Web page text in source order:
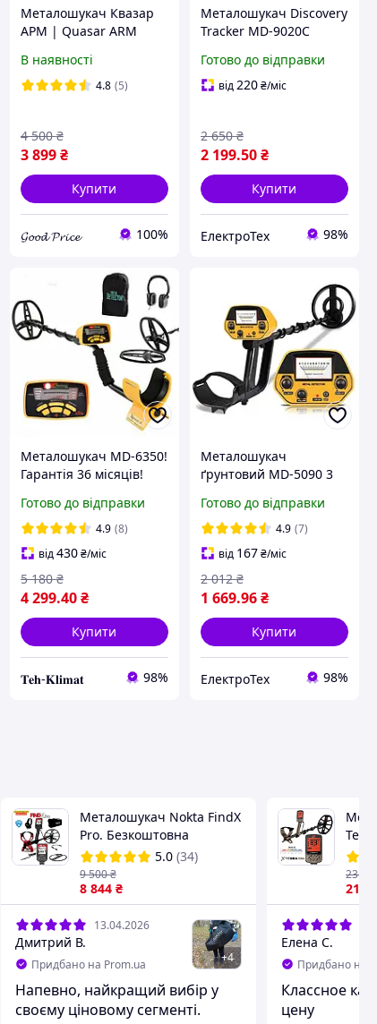
Металошукач Квазар
АРМ | Quasar ARM
дискримінацією
глибина 2м
В наявності
4.8 (5)
3 899 ₴
4 500 ₴
Купити
𝓖𝓸𝓸𝓭 𝓟𝓻𝓲𝓬𝓮 100%
Металошукач Discovery
Tracker MD-9020C
Готово до відправки
від220₴/міс
2 199.50₴
2 650 ₴
Купити
ЕлектроТех 98%
Металошукач MD-6350!
Гарантія 36 місяців!
Готово до відправки
4.9 (8)
від430 ₴/міс
4 299.40 ₴
5 180 ₴
Купити
𝐓𝐞𝐡-𝐊𝐥𝐢𝐦𝐚𝐭 98%
Металошукач
ґрунтовий MD-5090 3
Готово до відправки
4.9 (7)
від 167₴/міс
1 669.96₴
2 012 ₴
Купити
ЕлектроТех 98%
Металошукач Nokta FindX
Pro. Безкоштовна
доставка! Захист IP68.
Акумулятор. + Подарунки!
Офіційна гарантія 2 роки
5.0 (34)
8 844 ₴
9 500₴
13.04.2026
Дмитрий В.
Придбано на Prom.ua +4
Напевно, найкращий вибір у
своєму ціновому сегменті.
21
23
Елена С.
Придбано на
Классное
цену